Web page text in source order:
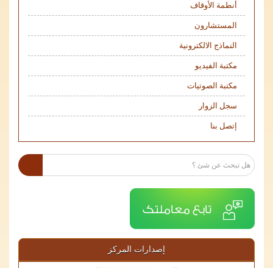
أنطمة الأوقاف
المستشارون
النماذج الالكترونية
مكتبة الفيديو
مكتبة الصوتيات
سجل الزوار
إتصل بنا
إصدارات المركز